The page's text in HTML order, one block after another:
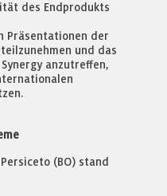
des Endprodukts
Präsentationen der
und das
anzutreffen,
(BO) stand